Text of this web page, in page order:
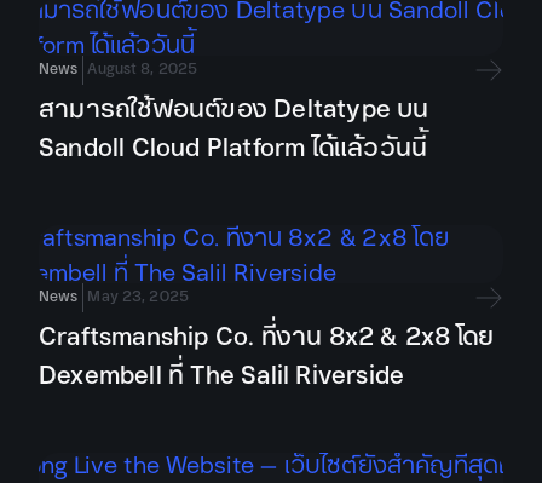
News August 8, 2025
สามารถใช้ฟอนต์ของ Deltatype บน
Sandoll Cloud Platform ได้แล้ววันนี้
News May 23, 2025
Craftsmanship Co. ที่งาน 8x2 & 2x8 โดย
Dexembell ที่ The Salil Riverside